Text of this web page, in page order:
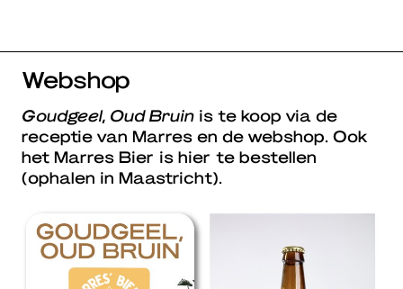
Webshop
Goudgeel, Oud Bruin is te koop via de
receptie van Marres en de webshop. Ook
het Marres Bier is hier te bestellen
(ophalen in Maastricht).